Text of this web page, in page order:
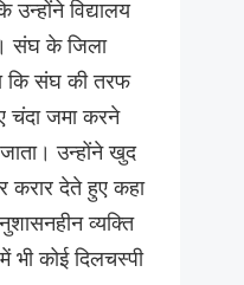
उन्होंने विद्यालय
संघ के जिला
कि संघ की तरफ
चंदा जमा करने
उन्होंने खुद
करार देते हुए कहा
व्यक्ति
भी कोई दिलचस्पी